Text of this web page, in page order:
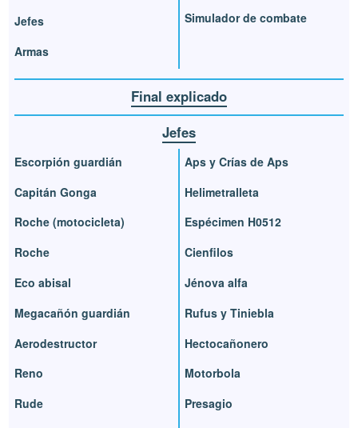
Jefes
Armas
Simulador de combate
Final explicado
Jefes
Escorpión guardián
Capitán Gonga
Roche (motocicleta)
Roche
Eco abisal
Megacañón guardián
Aerodestructor
Reno
Rude
Aps y Crías de Aps
Helimetralleta
Espécimen H0512
Cienfilos
Jénova alfa
Rufus y Tiniebla
Hectocañonero
Motorbola
Presagio